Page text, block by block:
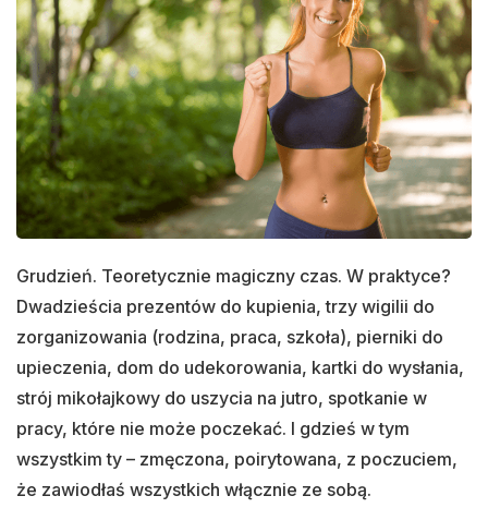
Grudzień. Teoretycznie magiczny czas. W praktyce?
Dwadzieścia prezentów do kupienia, trzy wigilii do
zorganizowania (rodzina, praca, szkoła), pierniki do
upieczenia, dom do udekorowania, kartki do wysłania,
strój mikołajkowy do uszycia na jutro, spotkanie w
pracy, które nie może poczekać. I gdzieś w tym
wszystkim ty – zmęczona, poirytowana, z poczuciem,
że zawiodłaś wszystkich włącznie ze sobą.